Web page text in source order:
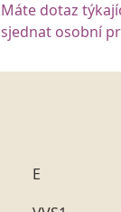
Máte dotaz
sjednat osobní
E